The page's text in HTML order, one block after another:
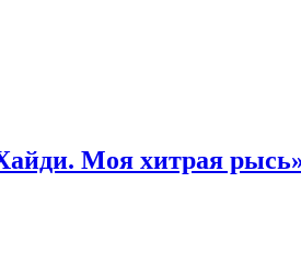
Моя хитрая